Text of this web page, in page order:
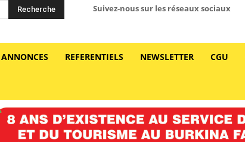
Recherche Suivez-nous sur les réseaux sociaux
ANNONCES REFERENTIELS NEWSLETTER CGU